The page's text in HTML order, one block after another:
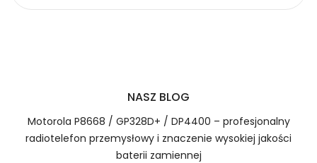
Jak naładować Baterie do Smartfonów i
Telefonów Vivo KLB150N296?
NASZ BLOG
Motorola P8668 / GP328D+ / DP4400 – profesjonalny
radiotelefon przemysłowy i znaczenie wysokiej jakości
baterii zamiennej